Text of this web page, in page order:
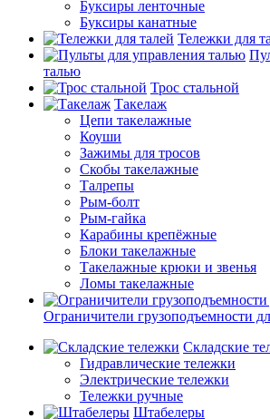
Буксиры ленточные
Буксиры канатные
Тележки для
талью
Трос стальной
Такелаж
Цепи такелажные
Коуши
Зажимы для тросов
Скобы такелажные
Талрепы
Рым-болт
Рым-гайка
Карабины крепёжные
Блоки такелажные
Такелажные крюки и звенья
Ломы такелажные
Ограничители грузоподъемности
Складские
Гидравлические тележки
Электрические тележки
Тележки ручные
Штабелеры